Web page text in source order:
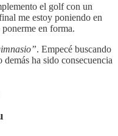
el golf con un
me estoy poniendo en
en forma.
. Empecé buscando
ha sido consecuencia